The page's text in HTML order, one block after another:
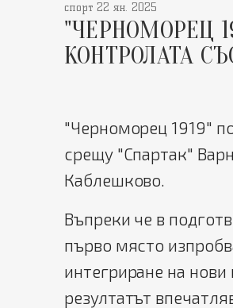
спорт 22 ян. 2025
"ЧЕРНОМОРЕЦ
КОНТРОЛАТА
"Черноморец 1919"
срещу "Спартак"
Каблешково.
Въпреки че в
първо място
интегриране на нови
резултатът